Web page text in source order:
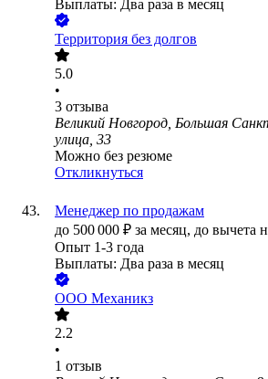
Выплаты: Два раза в месяц
Территория без долгов
5.0
•
3 отзыва
Великий Новгород, Большая
улица, 33
Можно без резюме
Откликнуться
Менеджер по продажам
до 500 000 ₽ за месяц, до вычета
Опыт 1-3 года
Выплаты: Два раза в месяц
ООО Механикз
2.2
•
1 отзыв